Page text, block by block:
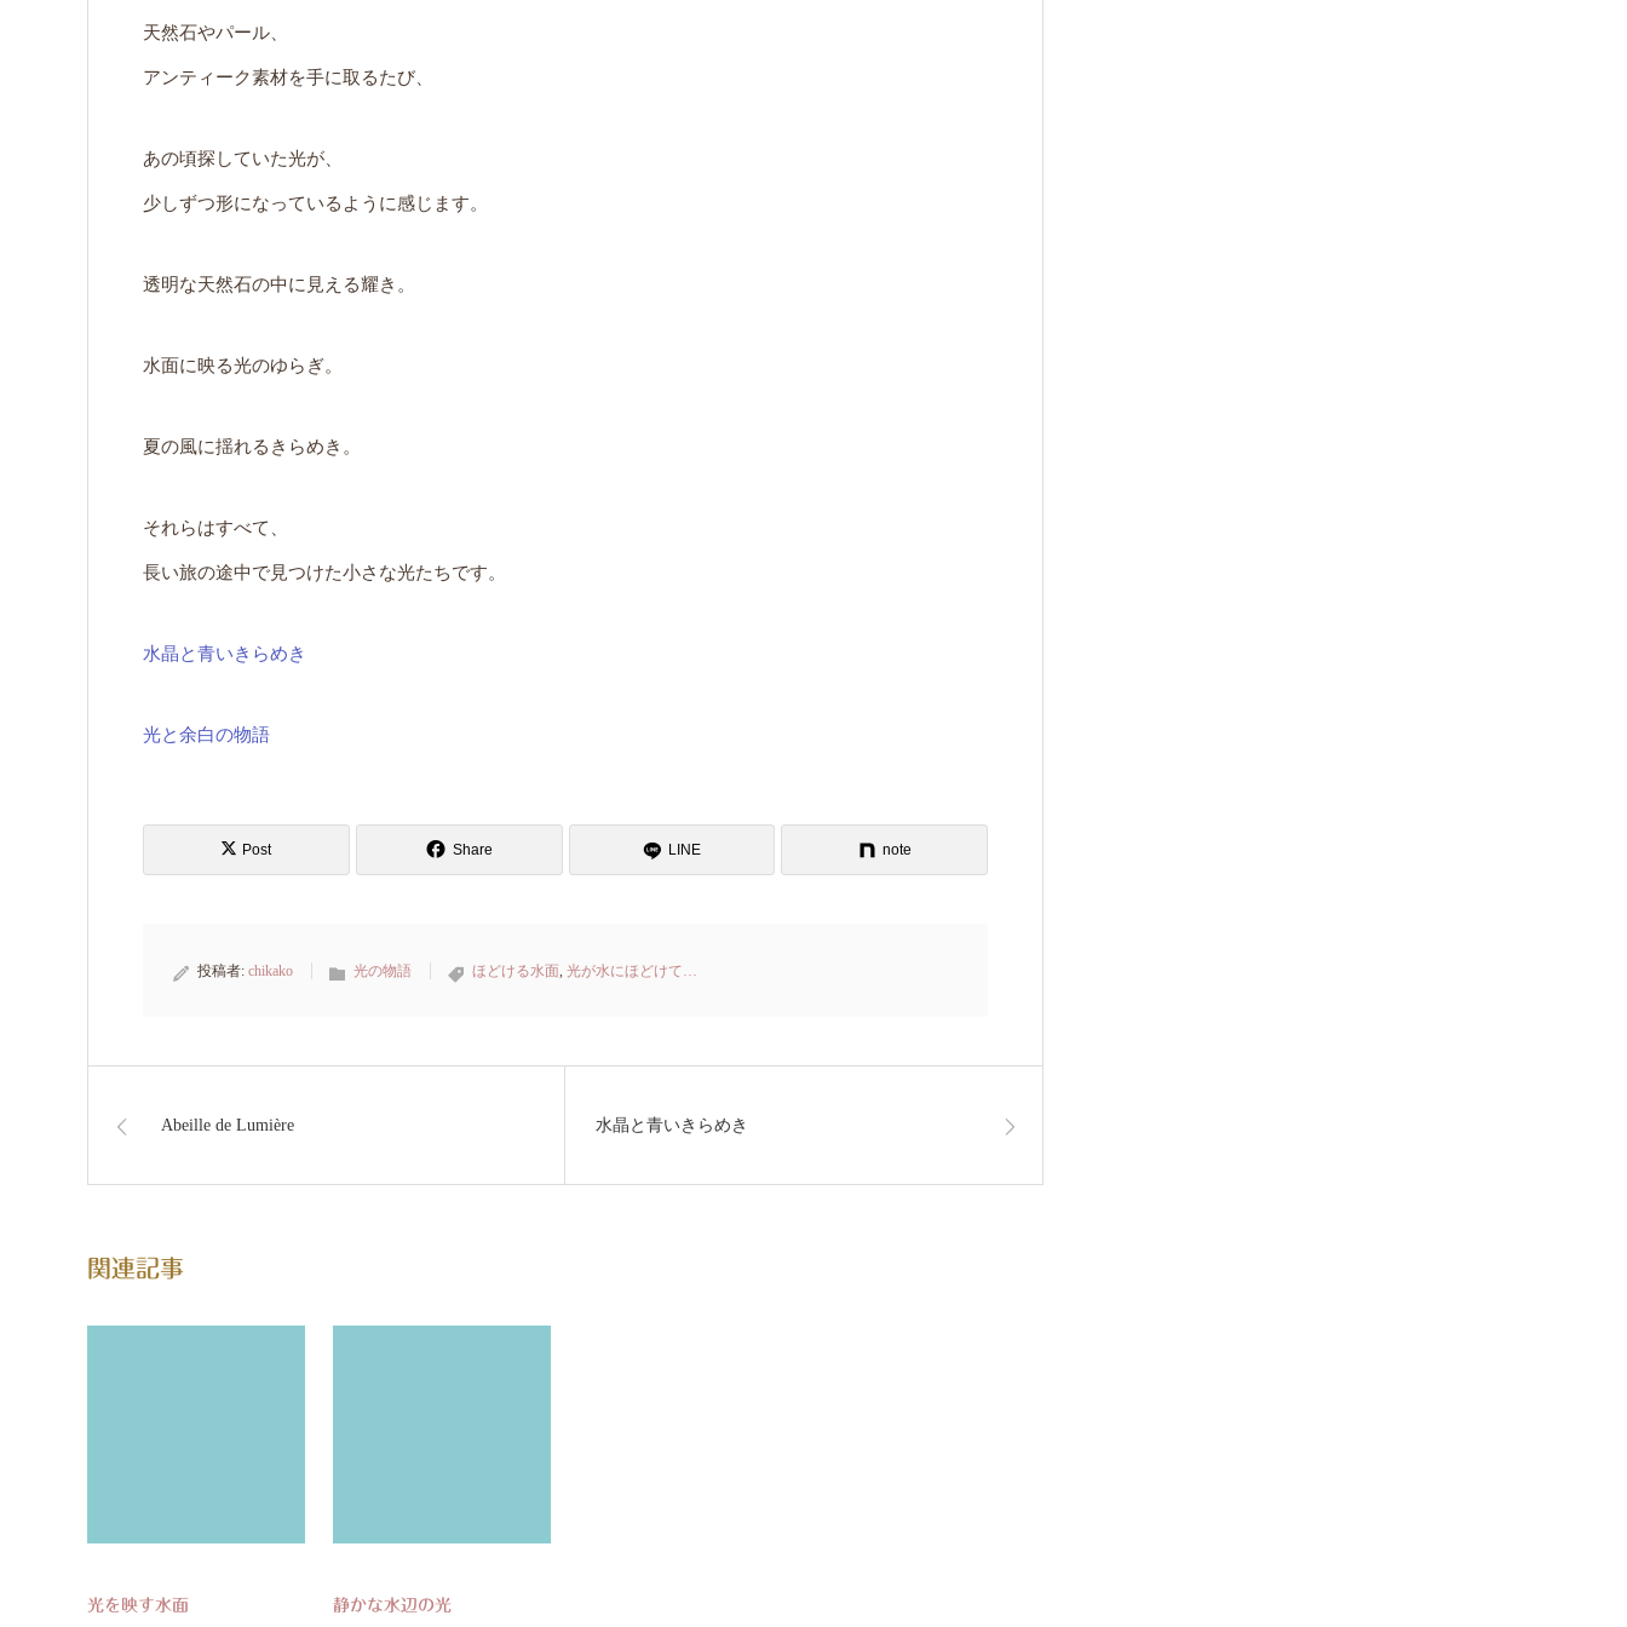
天然石やパール、
アンティーク素材を手に取るたび、
あの頃探していた光が、
少しずつ形になっているように感じます。
透明な天然石の中に見える耀き。
水面に映る光のゆらぎ。
夏の風に揺れるきらめき。
それらはすべて、
長い旅の途中で見つけた小さな光たちです。
水晶と青いきらめき
光と余白の物語
Post Share LINE note
投稿者: chikako 光の物語 ほどける水面, 光が水にほどけて…
Abeille de Lumière 水晶と青いきらめき
関連記事
光を映す水面 静かな水辺の光